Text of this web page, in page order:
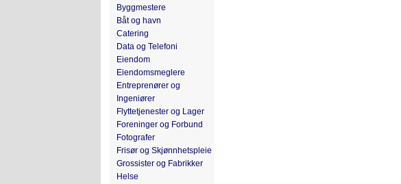
Byggmestere
Båt og havn
Catering
Data og Telefoni
Eiendom
Eiendomsmeglere
Entreprenører og
Ingeniører
Flyttetjenester og Lager
Foreninger og Forbund
Fotografer
Frisør og Skjønnhetspleie
Grossister og Fabrikker
Helse